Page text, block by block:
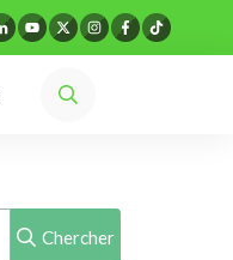
Chercher